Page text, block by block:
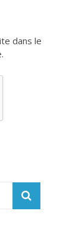
dans le